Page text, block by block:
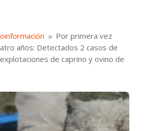
9 Por primera vez
años: Detectados 2 casos de
de caprino y ovino de